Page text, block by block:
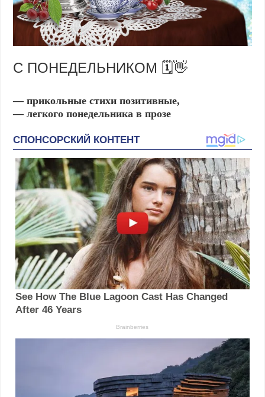
С ПОНЕДЕЛЬНИКОМ 🗓️👋
— прикольные стихи позитивные,
— легкого понедельника в прозе